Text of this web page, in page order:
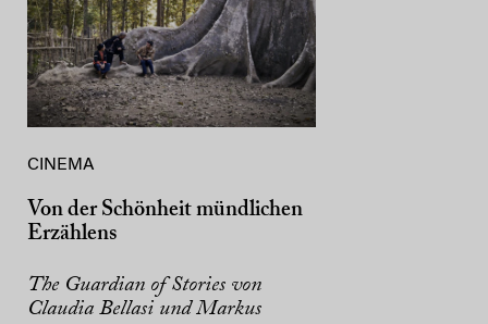
CINEMA
Von der Schönheit mündlichen
Erzählens
The Guardian of Stories von
Claudia Bellasi und Markus